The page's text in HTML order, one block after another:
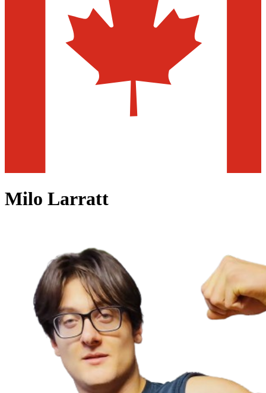
Milo Larratt